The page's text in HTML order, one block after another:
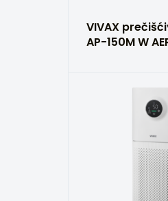
VIVAX
AP-150M W